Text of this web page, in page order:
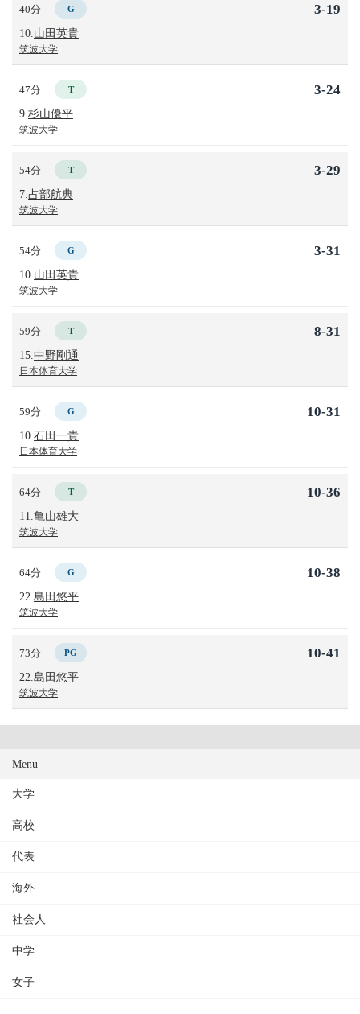
40分 G
10. 山田英貴
筑波大学
3-19
47分 T
9. 杉山優平
筑波大学
3-24
54分 T
7. 占部航典
筑波大学
3-29
54分 G
10. 山田英貴
筑波大学
3-31
59分 T
15. 中野剛通
日本体育大学
8-31
59分 G
10. 石田一貴
日本体育大学
10-31
64分 T
11. 亀山雄大
筑波大学
10-36
64分 G
22. 島田悠平
筑波大学
10-38
73分 PG
22. 島田悠平
筑波大学
10-41
Menu
大学
高校
代表
海外
社会人
中学
女子